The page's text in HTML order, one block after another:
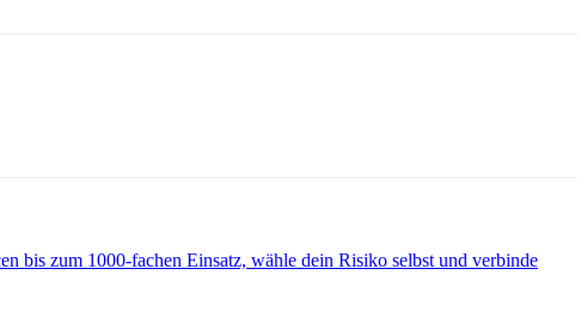
bis zum 1000-fachen Einsatz, wähle dein Risiko selbst und verbinde